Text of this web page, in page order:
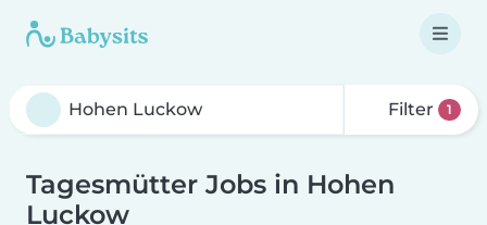
Filter 1
Tagesmütter Jobs in Hohen
Luckow